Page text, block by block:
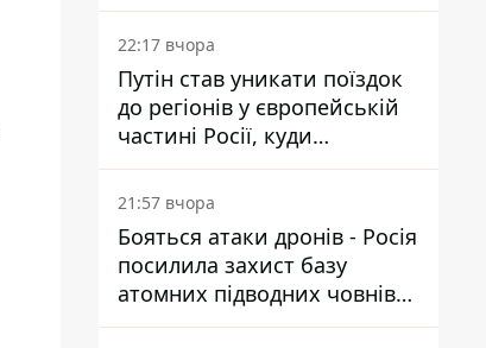
22:17 вчора
Путін став уникати поїздок
до регіонів у європейській
частині Росії, куди
регулярно долітають дрони
21:57 вчора
Бояться атаки дронів - Росія
посилила захист базу
атомних підводних човнів
за 7400 км від України